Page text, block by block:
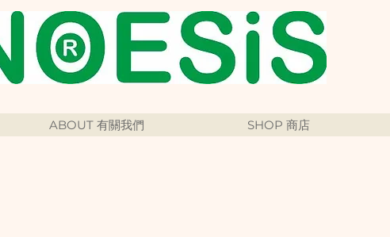
ABOUT 有關我們 SHOP 商店